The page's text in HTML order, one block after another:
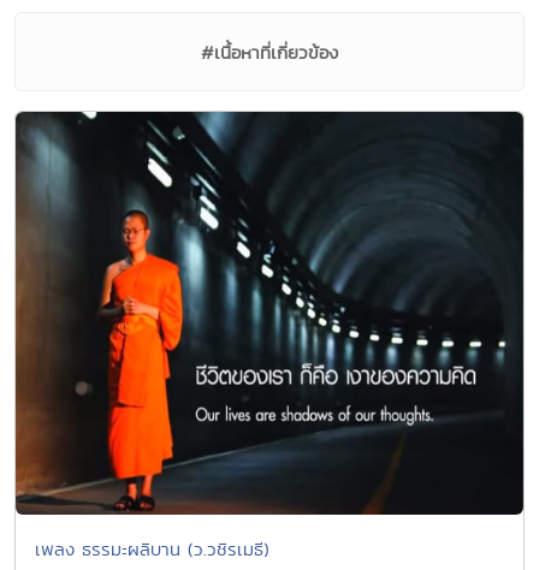
#เนื้อหาที่เกี่ยวข้อง
เพลง ธรรมะผลิบาน (ว.วชิรเมธี)